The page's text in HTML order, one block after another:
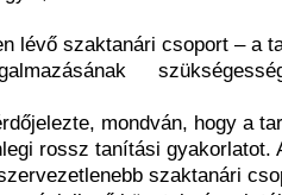
lévő szaktanári csoport – a
mondván, hogy a
rossz tanítási gyakorlatot.
szaktanári